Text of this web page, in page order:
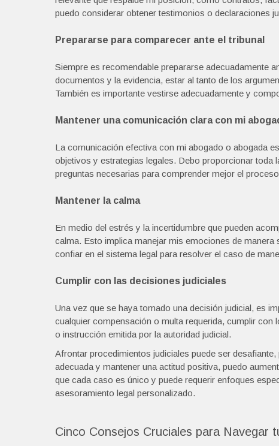
puedo considerar obtener testimonios o declaraciones
Prepararse para comparecer ante el tribunal
Siempre es recomendable prepararse adecuadamente
documentos y la evidencia, estar al tanto de los
También es importante vestirse adecuadamente y
Mantener una comunicación clara con mi
La comunicación efectiva con mi abogado o abogada
objetivos y estrategias legales. Debo proporcionar
preguntas necesarias para comprender mejor el
Mantener la calma
En medio del estrés y la incertidumbre que pueden
calma. Esto implica manejar mis emociones de
confiar en el sistema legal para resolver el caso de
Cumplir con las decisiones judiciales
Una vez que se haya tomado una decisión judicial, es
cualquier compensación o multa requerida, cumplir
o instrucción emitida por la autoridad judicial.
Afrontar procedimientos judiciales puede ser
adecuada y mantener una actitud positiva, puedo
que cada caso es único y puede requerir enfoques
asesoramiento legal personalizado.
Cinco Consejos Cruciales para Navegar